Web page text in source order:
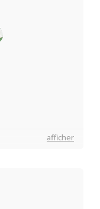
afficher